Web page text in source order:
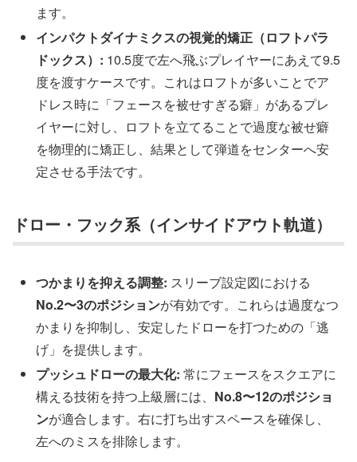
ます。
インパクトダイナミクスの視覚的矯正（ロフトパラ
ドックス）: 10.5度で左へ飛ぶプレイヤーにあえて9.5
度を渡すケースです。これはロフトが多いことでア
ドレス時に「フェースを被せすぎる癖」があるプレ
イヤーに対し、ロフトを立てることで過度な被せ癖
を物理的に矯正し、結果として弾道をセンターへ安
定させる手法です。
ドロー・フック系（インサイドアウト軌道）
つかまりを抑える調整: スリーブ設定図における
No.2〜3のポジションが有効です。これらは過度なつ
かまりを抑制し、安定したドローを打つための「逃
げ」を提供します。
プッシュドローの最大化: 常にフェースをスクエアに
構える技術を持つ上級層には、 No.8〜12のポジショ
ンが適合します。右に打ち出すスペースを確保し、
左へのミスを排除します。